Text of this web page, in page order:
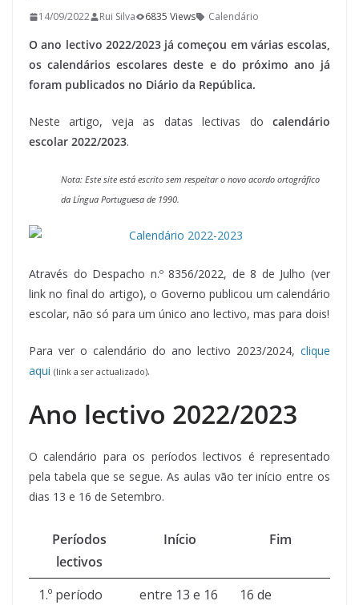
14/09/2022 Rui Silva 6835 Views Calendário
O ano lectivo 2022/2023 já começou em várias escolas,
os calendários escolares deste e do próximo ano já
foram publicados no Diário da República.
Neste artigo, veja as datas lectivas do calendário
escolar 2022/2023.
Nota: Este site está escrito sem respeitar o novo acordo ortográfico
da Língua Portuguesa de 1990.
Através do Despacho n.º 8356/2022, de 8 de Julho (ver
link no final do artigo), o Governo publicou um calendário
escolar, não só para um único ano lectivo, mas para dois!
Para ver o calendário do ano lectivo 2023/2024, clique
aqui (link a ser actualizado).
Ano lectivo 2022/2023
O calendário para os períodos lectivos é representado
pela tabela que se segue. As aulas vão ter início entre os
dias 13 e 16 de Setembro.
Períodos
lectivos
Início Fim
1.º período
entre 13 e 16
16 de